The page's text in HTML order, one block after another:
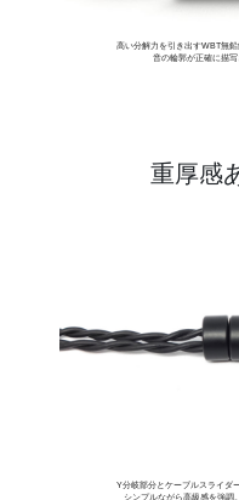
高い分解力を引き出すWBT無
音の輪郭が正確に描写
重厚感
Y分岐部分とケーブルスライダ
シンプルながら高級感を強調